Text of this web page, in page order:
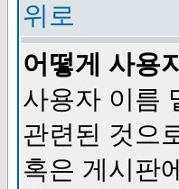
위로
어떻게 사용
사용자 이름
관련된 것으
혹은 게시판